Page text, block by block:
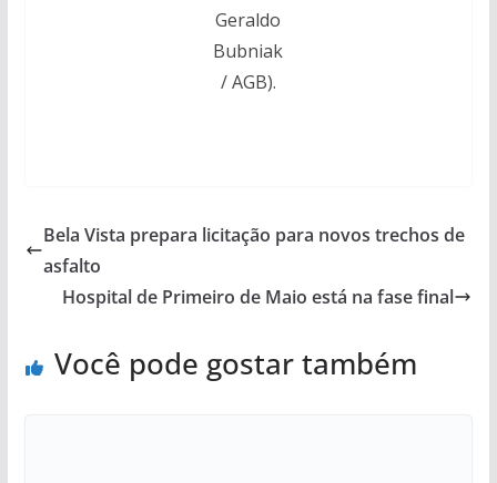
Geraldo
Bubniak
/ AGB).
Bela Vista prepara licitação para novos trechos de
asfalto
Hospital de Primeiro de Maio está na fase final
Você pode gostar também